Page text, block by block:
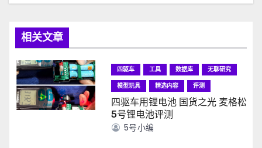
相关文章
四驱车 工具 数据库
无聊研究
模型玩具
精选内容 评测
四驱车用锂电池 国货之光 麦格松
5号锂电池评测
5号小编